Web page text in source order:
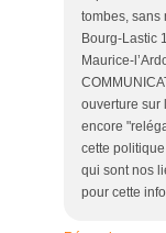
tombes, sans
Bourg-Lastic
Maurice-
ouverture sur
encore
cette
qui sont nos
pour cette